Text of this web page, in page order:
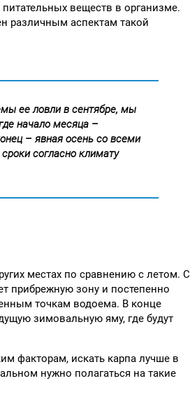
веществ в организме.
различным аспектам такой
ее ловли в сентябре, мы
начало месяца –
– явная осень со всеми
согласно климату
местах по сравнению с летом. С
прибрежную зону и постепенно
точкам водоема. В конце
зимовальную яму, где будут
факторам, искать карпа лучше в
нужно полагаться на такие